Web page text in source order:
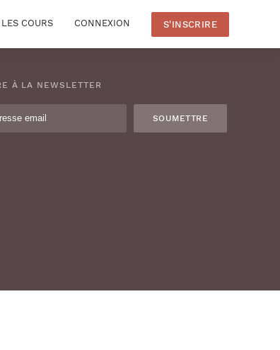
COURS CONNEXION S'INSCRIRE
À LA NEWSLETTER
SOUMETTRE